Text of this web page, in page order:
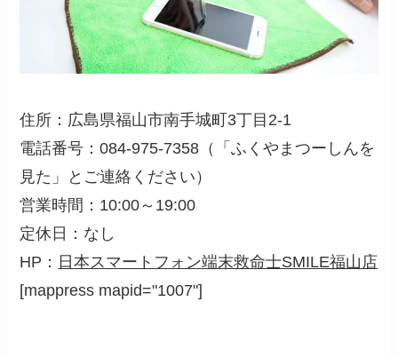
住所：広島県福山市南手城町3丁目2-1
電話番号：084-975-7358（「ふくやまつーしんを
見た」とご連絡ください）
営業時間：10:00～19:00
定休日：なし
HP： 日本スマートフォン端末救命士SMILE福山店
[mappress mapid="1007"]